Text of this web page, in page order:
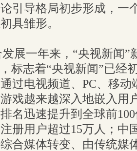
引导格局初步形成，一
具雏形。
展一年来，“央视新闻”
标志着“央视新闻”已经
过电视频道、PC、移
戏越来越深入地嵌入用
名迅速提升到全球前
册用户超过15万人；中
合媒体转变、由传统媒